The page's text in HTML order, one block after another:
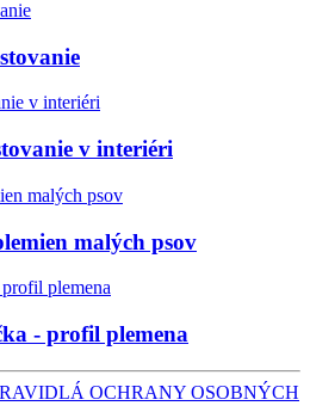
v interiéri
malých psov
- profil plemena
OCHRANY OSOBNÝCH